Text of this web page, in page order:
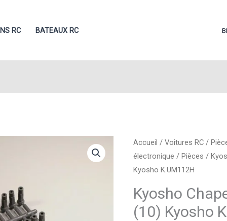
RC BATEAUX RC
Accueil /Voitures RC /
électronique /Pièces /
Kyosho K.UM112H
Kyosho
(10) Kyosho